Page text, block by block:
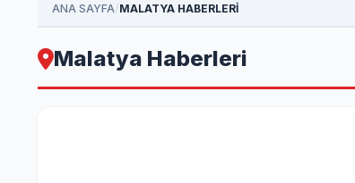
ANA SAYFA/MALATYA HABERLERİ
Malatya Haberleri